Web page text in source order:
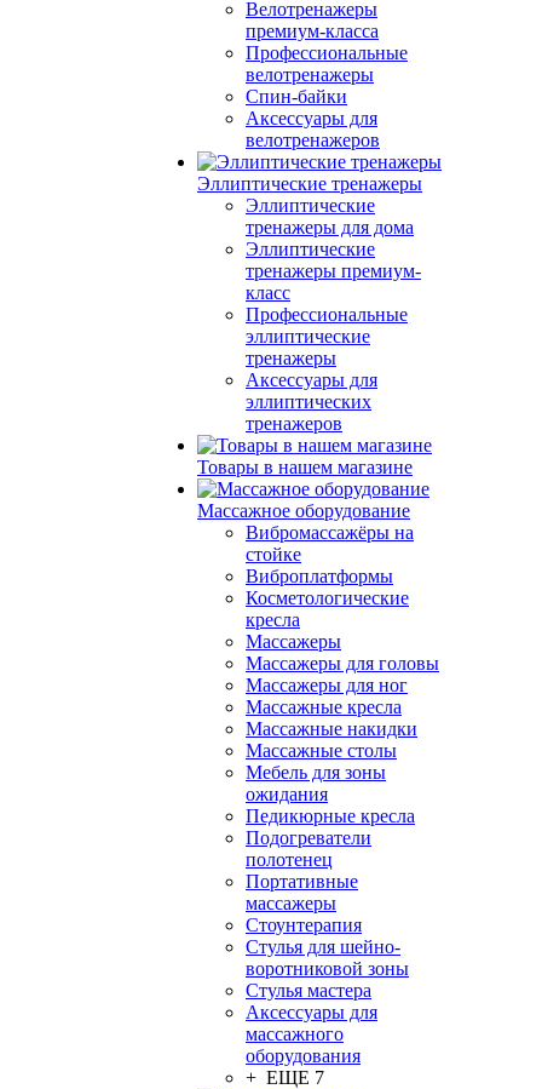
Велотренажеры
премиум-класса
Профессиональные
велотренажеры
Спин-байки
Аксессуары для
велотренажеров
Эллиптические тренажеры
Эллиптические
тренажеры для дома
Эллиптические
тренажеры премиум-
класс
Профессиональные
эллиптические
тренажеры
Аксессуары для
эллиптических
тренажеров
Товары в нашем магазине
Массажное оборудование
Вибромассажёры на
стойке
Виброплатформы
Косметологические
кресла
Массажеры
Массажеры для головы
Массажеры для ног
Массажные кресла
Массажные накидки
Массажные столы
Мебель для зоны
ожидания
Педикюрные кресла
Подогреватели
полотенец
Портативные
массажеры
Стоунтерапия
Стулья для шейно-
воротниковой зоны
Стулья мастера
Аксессуары для
массажного
оборудования
+ ЕЩЕ 7